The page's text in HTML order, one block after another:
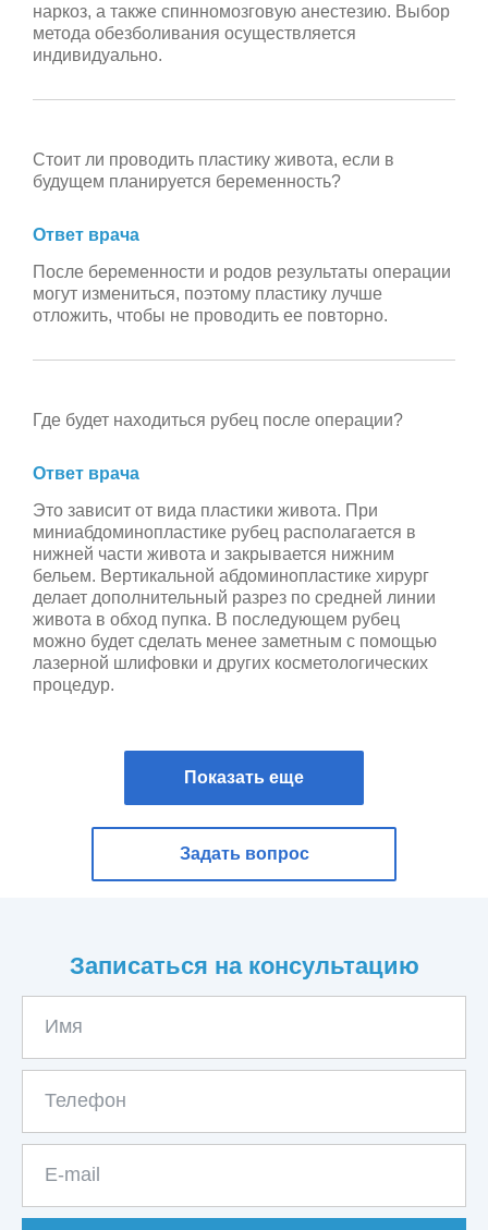
наркоз, а также спинномозговую анестезию. Выбор
метода обезболивания осуществляется
индивидуально.
Стоит ли проводить пластику живота, если в
будущем планируется беременность?
Ответ врача
После беременности и родов результаты операции
могут измениться, поэтому пластику лучше
отложить, чтобы не проводить ее повторно.
Где будет находиться рубец после операции?
Ответ врача
Это зависит от вида пластики живота. При
миниабдоминопластике рубец располагается в
нижней части живота и закрывается нижним
бельем. Вертикальной абдоминопластике хирург
делает дополнительный разрез по средней линии
живота в обход пупка. В последующем рубец
можно будет сделать менее заметным с помощью
лазерной шлифовки и других косметологических
процедур.
Показать еще
Задать вопрос
Записаться на консультацию